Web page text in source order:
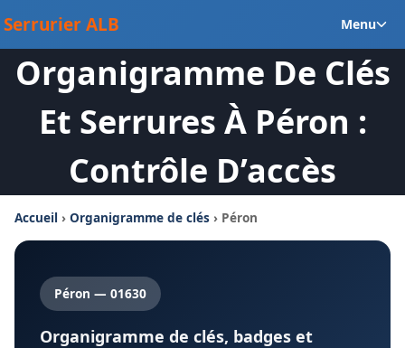
au
contenu
Serrurier ALB Menu
Organigramme De Clés
Et Serrures À Péron :
Contrôle D’accès
Accueil › Organigramme de clés › Péron
Péron — 01630
Organigramme de clés, badges et